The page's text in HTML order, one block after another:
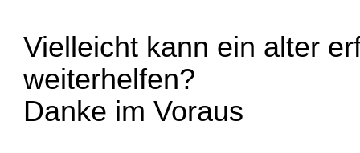
Vielleicht kann ein alter
weiterhelfen?
Danke im Voraus